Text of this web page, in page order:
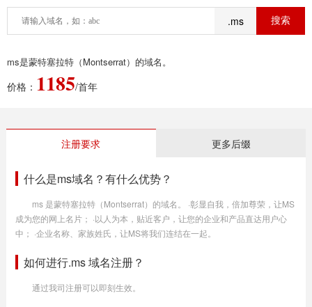
.ms
ms是蒙特塞拉特（Montserrat）的域名。
价格： 1185/首年
注册要求 更多后缀
什么是ms域名？有什么优势？
ms 是蒙特塞拉特（Montserrat）的域名。 ·彰显自我，倍加尊荣，让MS
成为您的网上名片； ·以人为本，贴近客户，让您的企业和产品直达用户心
中； ·企业名称、家族姓氏，让MS将我们连结在一起。
如何进行.ms 域名注册？
通过我司注册可以即刻生效。